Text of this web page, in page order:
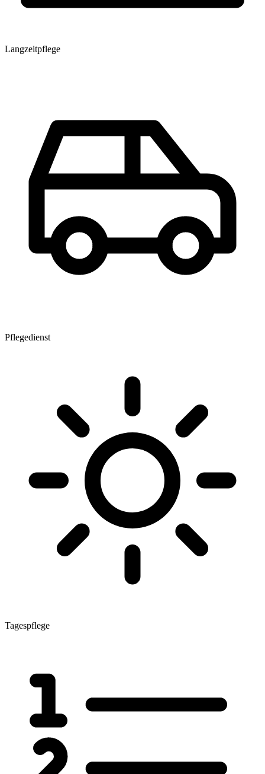
Langzeitpflege
Pflegedienst
Tagespflege